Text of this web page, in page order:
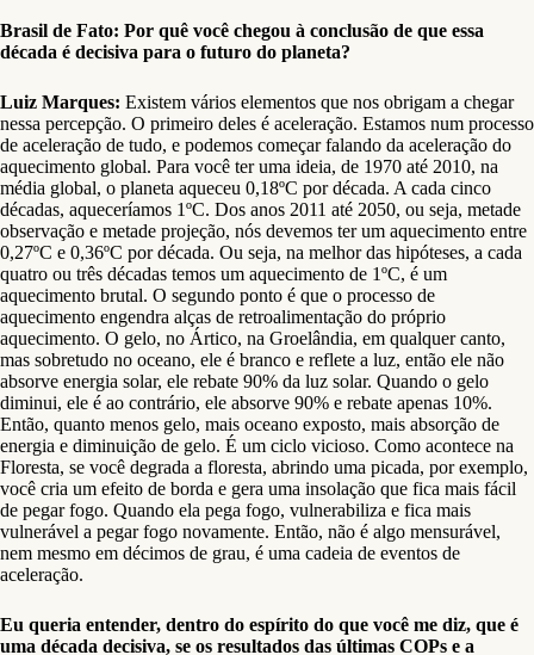
Brasil de Fato: Por quê você chegou à conclusão de que essa
década é decisiva para o futuro do planeta?
Luiz Marques: Existem vários elementos que nos obrigam a chegar
nessa percepção. O primeiro deles é aceleração. Estamos num processo
de aceleração de tudo, e podemos começar falando da aceleração do
aquecimento global. Para você ter uma ideia, de 1970 até 2010, na
média global, o planeta aqueceu 0,18ºC por década. A cada cinco
décadas, aqueceríamos 1ºC. Dos anos 2011 até 2050, ou seja, metade
observação e metade projeção, nós devemos ter um aquecimento entre
0,27ºC e 0,36ºC por década. Ou seja, na melhor das hipóteses, a cada
quatro ou três décadas temos um aquecimento de 1ºC, é um
aquecimento brutal. O segundo ponto é que o processo de
aquecimento engendra alças de retroalimentação do próprio
aquecimento. O gelo, no Ártico, na Groelândia, em qualquer canto,
mas sobretudo no oceano, ele é branco e reflete a luz, então ele não
absorve energia solar, ele rebate 90% da luz solar. Quando o gelo
diminui, ele é ao contrário, ele absorve 90% e rebate apenas 10%.
Então, quanto menos gelo, mais oceano exposto, mais absorção de
energia e diminuição de gelo. É um ciclo vicioso. Como acontece na
Floresta, se você degrada a floresta, abrindo uma picada, por exemplo,
você cria um efeito de borda e gera uma insolação que fica mais fácil
de pegar fogo. Quando ela pega fogo, vulnerabiliza e fica mais
vulnerável a pegar fogo novamente. Então, não é algo mensurável,
nem mesmo em décimos de grau, é uma cadeia de eventos de
aceleração.
Eu queria entender, dentro do espírito do que você me diz, que é
uma década decisiva, se os resultados das últimas COPs e a